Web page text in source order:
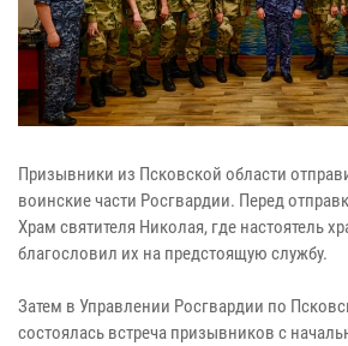
Призывники из Псковской области
воинские части Росгвардии. Перед
Храм святителя Николая, где настоятель
благословил их на предстоящую службу.
Затем в Управлении Росгвардии по
состоялась встреча призывников с